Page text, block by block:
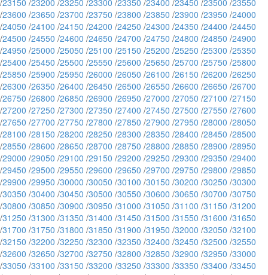
/23150 /23200 /23250 /23300 /23350 /23400 /23450 /23500 /23550
/23600 /23650 /23700 /23750 /23800 /23850 /23900 /23950 /24000
/24050 /24100 /24150 /24200 /24250 /24300 /24350 /24400 /24450
/24500 /24550 /24600 /24650 /24700 /24750 /24800 /24850 /24900
/24950 /25000 /25050 /25100 /25150 /25200 /25250 /25300 /25350
/25400 /25450 /25500 /25550 /25600 /25650 /25700 /25750 /25800
/25850 /25900 /25950 /26000 /26050 /26100 /26150 /26200 /26250
/26300 /26350 /26400 /26450 /26500 /26550 /26600 /26650 /26700
/26750 /26800 /26850 /26900 /26950 /27000 /27050 /27100 /27150
/27200 /27250 /27300 /27350 /27400 /27450 /27500 /27550 /27600
/27650 /27700 /27750 /27800 /27850 /27900 /27950 /28000 /28050
/28100 /28150 /28200 /28250 /28300 /28350 /28400 /28450 /28500
/28550 /28600 /28650 /28700 /28750 /28800 /28850 /28900 /28950
/29000 /29050 /29100 /29150 /29200 /29250 /29300 /29350 /29400
/29450 /29500 /29550 /29600 /29650 /29700 /29750 /29800 /29850
/29900 /29950 /30000 /30050 /30100 /30150 /30200 /30250 /30300
/30350 /30400 /30450 /30500 /30550 /30600 /30650 /30700 /30750
/30800 /30850 /30900 /30950 /31000 /31050 /31100 /31150 /31200
/31250 /31300 /31350 /31400 /31450 /31500 /31550 /31600 /31650
/31700 /31750 /31800 /31850 /31900 /31950 /32000 /32050 /32100
/32150 /32200 /32250 /32300 /32350 /32400 /32450 /32500 /32550
/32600 /32650 /32700 /32750 /32800 /32850 /32900 /32950 /33000
/33050 /33100 /33150 /33200 /33250 /33300 /33350 /33400 /33450